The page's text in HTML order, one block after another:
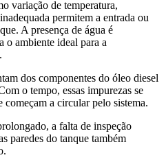
variação de temperatura,
permitem a entrada ou
A presença de água é
o ambiente ideal para a
dos componentes do óleo diesel
o tempo, essas impurezas se
a circular pelo sistema.
a falta de inspeção
paredes do tanque também